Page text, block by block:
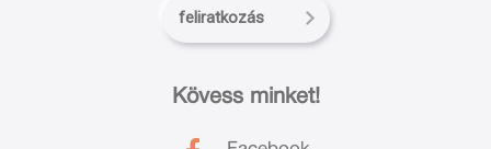
Kövess minket!
feliratkozás